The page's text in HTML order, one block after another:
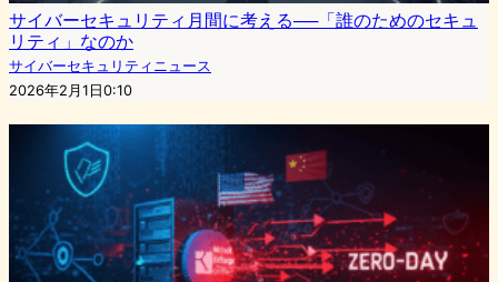
サイバーセキュリティ月間に考える──「誰のためのセキュ
リティ」なのか
サイバーセキュリティニュース
2026年2月1日0:10